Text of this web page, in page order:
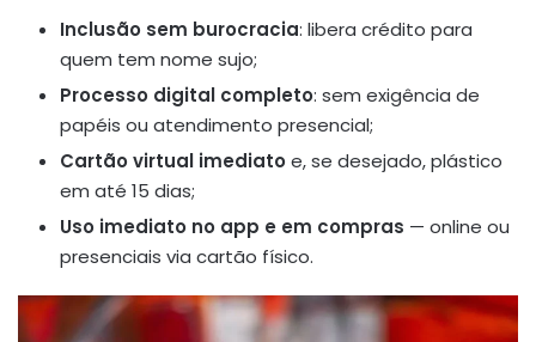
Inclusão sem burocracia: libera crédito para
quem tem nome sujo;
Processo digital completo: sem exigência de
papéis ou atendimento presencial;
Cartão virtual imediato e, se desejado, plástico
em até 15 dias;
Uso imediato no app e em compras — online ou
presenciais via cartão físico.